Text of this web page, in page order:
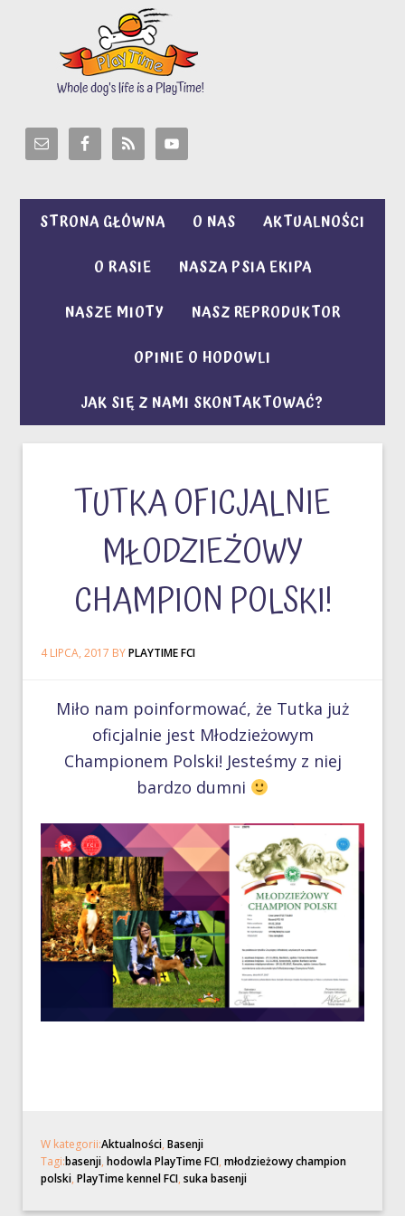
STRONA GŁÓWNA O NAS
AKTUALNOŚCI
O RASIE
NASZA PSIA EKIPA
NASZE MIOTY
NASZ REPRODUKTOR
OPINIE O HODOWLI
JAK SIĘ Z NAMI SKONTAKTOWAĆ?
TUTKA OFICJALNIE
MŁODZIEŻOWY
CHAMPION POLSKI!
4 LIPCA, 2017 BYPLAYTIME FCI
Miło nam poinformować, że Tutka już
oficjalnie jest Młodzieżowym
Championem Polski! Jesteśmy z niej
bardzo dumni
W kategorii:Aktualności,Basenji
Tagi:basenji,hodowla PlayTime FCI,młodzieżowy champion
polski,PlayTime kennel FCI,suka basenji